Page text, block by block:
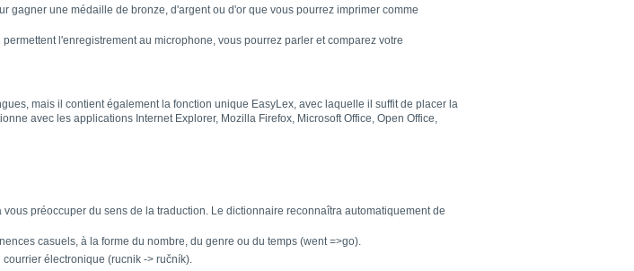
gagner une médaille de bronze, d'argent ou d'or que vous pourrez imprimer comme
l'enregistrement au microphone, vous pourrez parler et comparez votre
mais il contient également la fonction unique EasyLex, avec laquelle il suffit de placer la
avec les applications Internet Explorer, Mozilla Firefox, Microsoft Office, Open Office,
vous préoccuper du sens de la traduction. Le dictionnaire reconnaîtra automatiquement de
casuels, à la forme du nombre, du genre ou du temps (went =>go).
électronique (rucnik -> ručník).